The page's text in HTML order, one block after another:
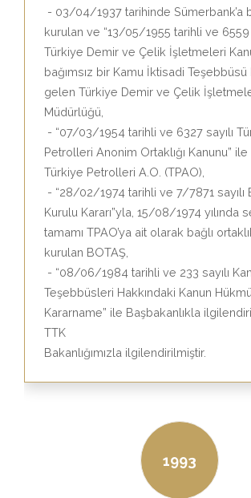
- 03/04/1937 tarihinde Sümerbank’a
kurulan ve “13/05/1955 tarihli ve 6559
Türkiye Demir ve Çelik İşletmeleri
bağımsız bir Kamu İktisadi Teşebbüsü
gelen Türkiye Demir ve Çelik
Müdürlüğü,
- “07/03/1954 tarihli ve 6327 sayılı
Petrolleri Anonim Ortaklığı Kanunu”
Türkiye Petrolleri A.O. (TPAO),
- “28/02/1974 tarihli ve 7/7871 sayılı
Kurulu Kararı”yla, 15/08/1974 yılında
tamamı TPAO’ya ait olarak bağlı
kurulan BOTAŞ,
- “08/06/1984 tarihli ve 233 sayılı
Teşebbüsleri Hakkındaki Kanun
Kararname” ile Başbakanlıkla
TTK
Bakanlığımızla ilgilendirilmiştir.
1993